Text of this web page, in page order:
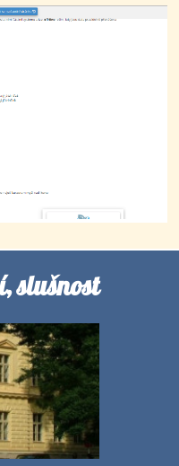
slušnost